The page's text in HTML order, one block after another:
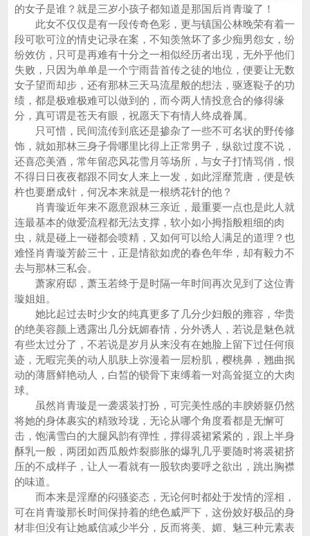
的女子是谁？就是三岁小孩子都知道是那国后肖青璇了！
此女不仅仅是有一段传奇色彩，更与镇国公林晚荣有着一
段可歌可泣的情史记录在案，不知羡煞坏了多少痴男怨女，纷
纷效仿，只可是再难有十分之一相似经历者出现，无外乎他们
失败，只因为单单是一个宁雨昔首传之徒的地位，便要让无数
女子望而却步，还有那林三天马流星般的想法，驱逐鞑子的功
绩，都是极难极难可以做到的，而今两人情投意合的修得缘
分，真可谓是苍天有眼，祝愿天下有情人终成眷属。
只可惜，民间流传到底还是掺杂了一些不可名状的野传修
饰，就如那林三身子骨哪里比得上正常男子，纵欲过度不说，
还喜恋美酒，常年留恋风花雪月等场所，与女子打情骂俏，恨
不得日日夜夜都跟不同女人来上一发，如此淫靡荒唐，便是铁
杵也要磨成针，何况本来就是一根绣花针的他？
肖青璇近年来不愿意跟林三亲近，最重要一点也是此人就
连最基本的做爱流程都无法支撑，软小如小拇指般粗细的肉
虫，就是碰上一碰都会喷精，又如何可以给人满足的道理？也
难怪肖青璇芳龄三十，正是情欲如虎的春色年华，却有毅力不
去与那林三私会。
萧家府邸，萧玉若终于是时隔一年时间再次见到了这位青
璇姐姐。
她比起过去时少女的纯真更多了几分少妇般的雍容，华贵
的绝美容颜上透露出几分妩媚春情，分外诱人，若说是魅色就
有些太过分了，不若说是岁月从来没有在她脸上留下过任何痕
迹，无暇完美的动人肌肤上弥漫着一层粉肌，樱桃鼻，翘曲抿
动的薄唇鲜艳动人，白皙的锁骨下束缚着一对高耸挺立的大肉
球。
虽然肖青璇是一袭裘装打扮，可完美性感的丰腴娇躯仍然
将她的身体裹实的精致玲珑，无论从哪个角度看都是无懈可
击，饱满雪白的大腿风韵有弹性，撑得裘裙紧紧的，跟上半身
酥乳一般，两团如西瓜般炸裂膨胀的爆乳几乎要随时将裘裙挤
压的不成样子，让人一看就有一股软肉要呼之欲出，跳出胸襟
的味道。
而本来是淫靡的闷骚姿态，无论何时都处于发情的淫相，
可在肖青璇那长时间保持着的绝色威严下，这份姣好极品的身
材非但没有让她威信减少半分，反而将美、媚、魅三种元素表